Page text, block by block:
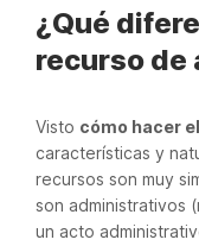
¿Qué
recurso de
Visto cómo hacer
características y
recursos son muy
son administrativos
un acto